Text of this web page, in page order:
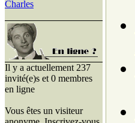
Charles
Il y a actuellement 237
invité(e)s et 0 membres
en ligne
Vous êtes un visiteur